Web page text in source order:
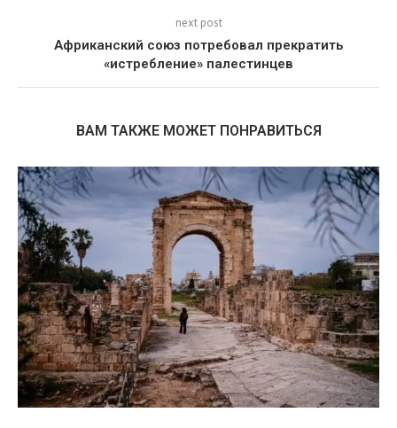
next post
Африканский союз потребовал прекратить
«истребление» палестинцев
ВАМ ТАКЖЕ МОЖЕТ ПОНРАВИТЬСЯ